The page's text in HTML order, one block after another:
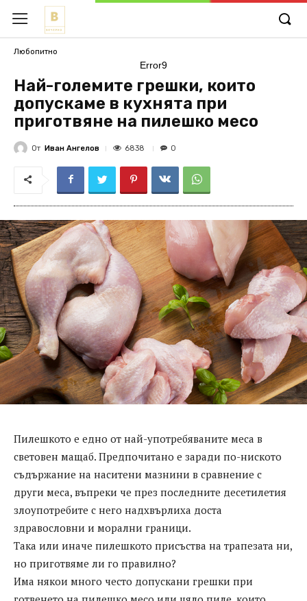
Любопитно
Error9
Най-големите грешки, които
допускаме в кухнята при
приготвяне на пилешко месо
От Иван Ангелов 6838 0
Пилешкото е едно от най-употребяваните меса в
световен мащаб. Предпочитано е заради по-ниското
съдържание на наситени мазнини в сравнение с
други меса, въпреки че през последните десетилетия
злоупотребите с него надхвърлиха доста
здравословни и морални граници.
Така или иначе пилешкото присъства на трапезата ни,
но приготвяме ли го правилно?
Има някои много често допускани грешки при